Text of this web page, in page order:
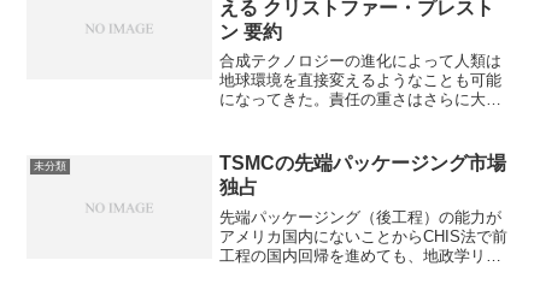
技術が進んだ世界で優生学を復活させな
いためにも重要なものとなる
える クリストファー・プレスト
ン 要約
合成テクノロジーの進化によって人類は
地球環境を直接変えるようなことも可能
になってきた。責任の重さはさらに大き
民も含め大勢の人の意見が必要になる。
本書では合成テクノロジーの現在につい
てわかりやすく知ることができる
未分類
TSMCの先端パッケージング市場
独占
先端パッケージング（後工程）の能力が
アメリカ国内にないことからCHIS法で前
工程の国内回帰を進めても、地政学リス